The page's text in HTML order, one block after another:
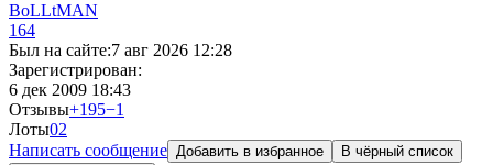
BoLLtMAN
164
Был на сайте:7 авг 2026 12:28
Зарегистрирован:
6 дек 2009 18:43
Отзывы+195−1
Лоты02
Написать сообщение Добавить в избранное
В чёрный список